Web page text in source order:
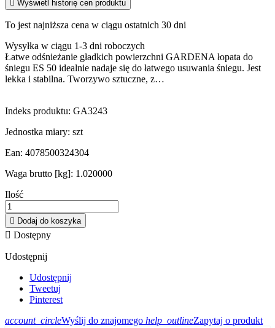
 Wyświetl historię cen produktu
To jest najniższa cena w ciągu ostatnich 30 dni
Wysyłka w ciągu 1-3 dni roboczych
Łatwe odśnieżanie gładkich powierzchni GARDENA łopata do
śniegu ES 50 idealnie nadaje się do łatwego usuwania śniegu. Jest
lekka i stabilna. Tworzywo sztuczne, z…
Indeks produktu: GA3243
Jednostka miary: szt
Ean: 4078500324304
Waga brutto [kg]: 1.020000
Ilość
 Dodaj do koszyka
 Dostępny
Udostępnij
Udostępnij
Tweetuj
Pinterest
account_circleWyślij do znajomego help_outlineZapytaj o produkt